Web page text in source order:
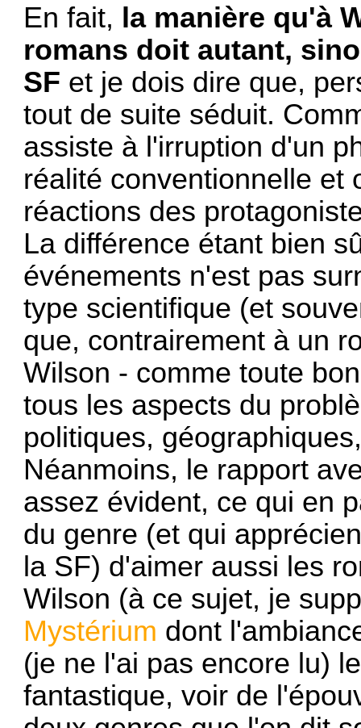
En fait, la manière qu'à
romans doit autant,
SF et je dois dire que,
tout de suite séduit.
assiste à l'irruption d'un
réalité conventionnelle et
réactions des
La différence étant bien
événements n'est pas
type scientifique (et
que, contrairement à un
Wilson - comme toute
tous les aspects du
politiques,
Néanmoins, le rapport
assez évident, ce qui en
du genre (et qui
la SF) d'aimer aussi les
Wilson (à ce sujet, je
Mystérium dont
(je ne l'ai pas encore lu)
fantastique, voir de